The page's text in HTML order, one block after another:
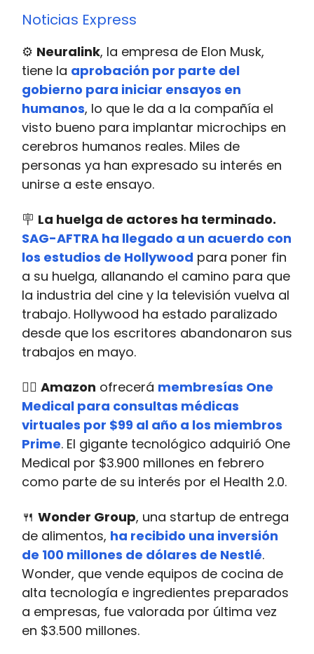
Noticias Express
⚙️ Neuralink, la empresa de Elon Musk,
tiene la aprobación por parte del
gobierno para iniciar ensayos en
humanos, lo que le da a la compañía el
visto bueno para implantar microchips en
cerebros humanos reales. Miles de
personas ya han expresado su interés en
unirse a este ensayo.
🪧 La huelga de actores ha terminado.
SAG-AFTRA ha llegado a un acuerdo con
los estudios de Hollywood para poner fin
a su huelga, allanando el camino para que
la industria del cine y la televisión vuelva al
trabajo. Hollywood ha estado paralizado
desde que los escritores abandonaron sus
trabajos en mayo.
👩‍⚕️ Amazon ofrecerá membresías One
Medical para consultas médicas
virtuales por $99 al año a los miembros
Prime. El gigante tecnológico adquirió One
Medical por $3.900 millones en febrero
como parte de su interés por el Health 2.0.
🍴 Wonder Group, una startup de entrega
de alimentos, ha recibido una inversión
de 100 millones de dólares de Nestlé.
Wonder, que vende equipos de cocina de
alta tecnología e ingredientes preparados
a empresas, fue valorada por última vez
en $3.500 millones.